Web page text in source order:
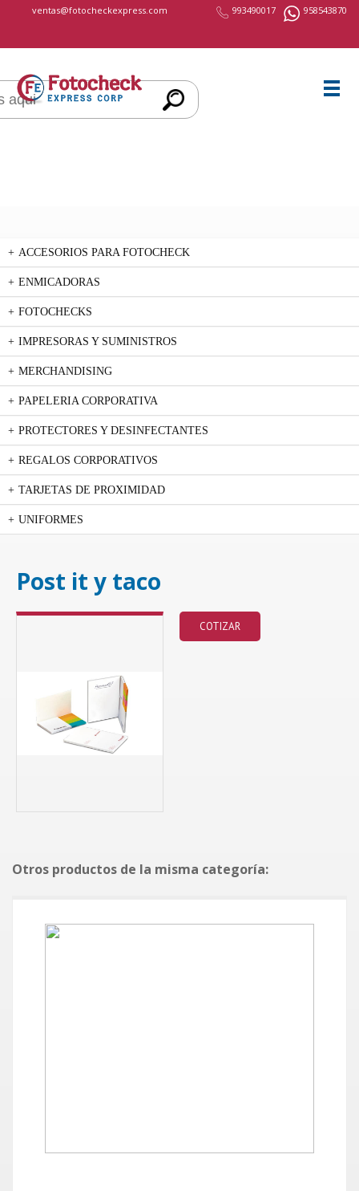
ventas@fotocheckexpress.com 958543870
993490017
cccccc
ACCESORIOS PARA FOTOCHECK
ENMICADORAS
FOTOCHECKS
IMPRESORAS Y SUMINISTROS
MERCHANDISING
PAPELERIA CORPORATIVA
PROTECTORES Y DESINFECTANTES
REGALOS CORPORATIVOS
TARJETAS DE PROXIMIDAD
UNIFORMES
Post it y taco
COTIZAR
Otros productos de la misma categoría: